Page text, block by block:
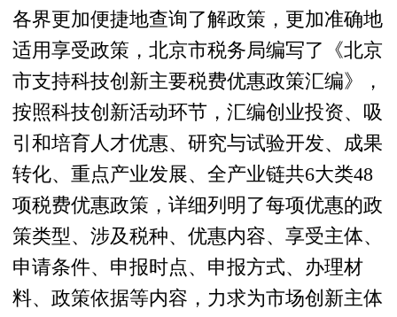
各界更加便捷地查询了解政策，更加准确地
适用享受政策，北京市税务局编写了《北京
市支持科技创新主要税费优惠政策汇编》，
按照科技创新活动环节，汇编创业投资、吸
引和培育人才优惠、研究与试验开发、成果
转化、重点产业发展、全产业链共6大类48
项税费优惠政策，详细列明了每项优惠的政
策类型、涉及税种、优惠内容、享受主体、
申请条件、申报时点、申报方式、办理材
料、政策依据等内容，力求为市场创新主体